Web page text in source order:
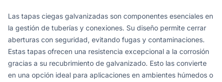
Las tapas ciegas galvanizadas son componentes esenciales en
la gestión de tuberías y conexiones. Su diseño permite cerrar
aberturas con seguridad, evitando fugas y contaminaciones.
Estas tapas ofrecen una resistencia excepcional a la corrosión
gracias a su recubrimiento de galvanizado. Esto las convierte
en una opción ideal para aplicaciones en ambientes húmedos o